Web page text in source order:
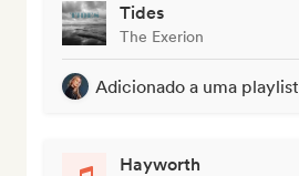
Tides
The Exerion
Adicionado a uma playlist
Hayworth